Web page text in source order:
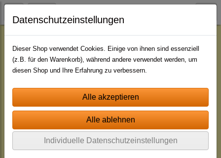
Datenschutzeinstellungen
Dieser Shop verwendet Cookies. Einige von ihnen sind essenziell
(z.B. für den Warenkorb), während andere verwendet werden, um
diesen Shop und Ihre Erfahrung zu verbessern.
Individuelle Datenschutzeinstellungen